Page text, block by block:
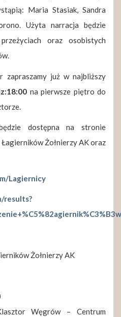
Maria Stasiak, Sandra
Użyta narracja będzie
oraz osobistych
zapraszamy już w najbliższy
na pierwsze piętro do
dostępna na stronie
Żołnierzy AK oraz
Lagiernicy
results?
Żołnierzy AK
Węgrów – Centrum